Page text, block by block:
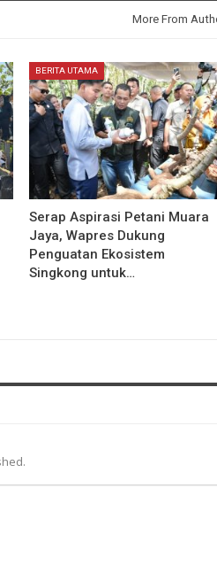
More From
BERITA UTAMA
Serap Aspirasi Petani Muara
Jaya, Wapres Dukung
Penguatan Ekosistem
Singkong untuk…